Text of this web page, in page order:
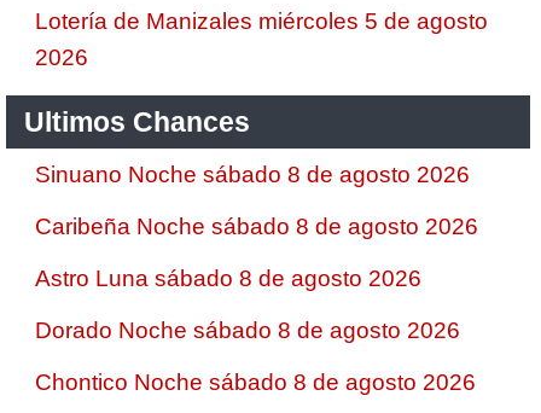
Lotería de Manizales miércoles 5 de agosto
2026
Ultimos Chances
Sinuano Noche sábado 8 de agosto 2026
Caribeña Noche sábado 8 de agosto 2026
Astro Luna sábado 8 de agosto 2026
Dorado Noche sábado 8 de agosto 2026
Chontico Noche sábado 8 de agosto 2026